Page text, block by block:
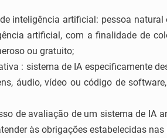
inteligência artificial: pessoa
artificial, com a finalidade de
ou gratuito;
: sistema de IA especificamente
áudio, vídeo ou código de
de avaliação de um sistema de IA
às obrigações estabelecidas